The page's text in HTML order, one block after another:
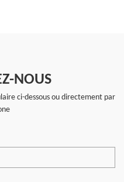
NOUS
ci-dessous ou directement par